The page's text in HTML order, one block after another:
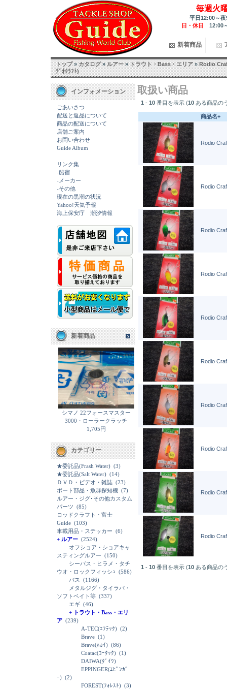
毎週火
平日12:00～
日・休日 12:00
新着商品
トップ»カタログ»ルアー»トラウト・Bass・エリア»Rodio
ﾃﾞｵｸﾗﾌﾄ)
インフォメーション
ごあいさつ
配送と返品について
商品の配送について
店舗ご案内
お問い合わせ
Guide Album
リンク集
-船宿
-メーカー
-その他
現在の黒潮の状況
Yahoo!天気予報
海上保安庁 潮汐情報
新着商品
シマノ 22フォースマスター
3000・ローラークラッチ
1,705円
カテゴリー
★委託品(Frash Water) (3)
★委託品(Salt Water) (14)
ＤＶＤ・ビデオ・雑誌 (23)
ボート部品・魚群探知機 (7)
ルアー・ジグ･その他カスタム
パーツ (85)
ロッドクラフト・富士
Guide (103)
車載用品・ステッカー (6)
+ ルアー (2524)
オフショア・ショアキャ
スティングルアー (150)
シーバス・ヒラメ・タチ
ウオ・ロックフィッシｭ (586)
バス
(1166)
メタルジグ・タイラバ・
ソフトベイト等 (337)
エギ (46)
+ トラウト・Bass・エリ
ア (239)
A-TEC(ｴﾌﾃｯｸ) (2)
Brave (1)
Brave(ﾑｶｲ) (86)
Coatac(ｺｰﾀｯｸ) (1)
DAIWA(ﾀﾞｲﾜ)
EPPINGER(ｴﾋﾟﾝｶﾞ
ｰ) (2)
FOREST(ﾌｫﾚｽﾄ) (3)
取扱い商品
1 - 10 番目を表示 (10 ある商品の
商品名+
Rodio
Rodio
Rodio
Rodio
Rodio
Rodio
Rodio
Rodio
Rodio
Rodio
1 - 10 番目を表示 (10 ある商品の